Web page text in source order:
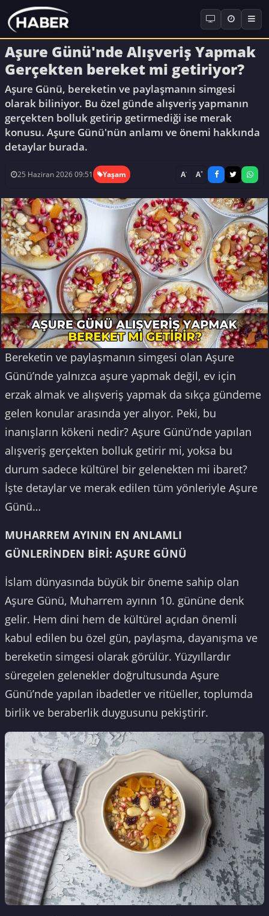
Aşure Günü'nde Alışveriş Yapmak
Gerçekten bereket mi getiriyor?
Aşure Günü, bereketin ve paylaşmanın simgesi
olarak biliniyor. Bu özel günde alışveriş yapmanın
gerçekten bolluk getirip getirmediği ise merak
konusu. Aşure Günü'nün anlamı ve önemi hakkında
detaylar burada.
25 Haziran 2026 09:51 Yaşam A- A+
Bereketin ve paylaşmanın simgesi olan Aşure
Günü’nde yalnızca aşure yapmak değil, ev için
erzak almak ve alışveriş yapmak da sıkça gündeme
gelen konular arasında yer alıyor. Peki, bu
inanışların kökeni nedir? Aşure Günü’nde yapılan
alışveriş gerçekten bolluk getirir mi, yoksa bu
durum sadece kültürel bir gelenekten mi ibaret?
İşte detaylar ve merak edilen tüm yönleriyle Aşure
Günü…
MUHARREM AYININ EN ANLAMLI
GÜNLERİNDEN BİRİ: AŞURE GÜNÜ
İslam dünyasında büyük bir öneme sahip olan
Aşure Günü, Muharrem ayının 10. gününe denk
gelir. Hem dini hem de kültürel açıdan önemli
kabul edilen bu özel gün, paylaşma, dayanışma ve
bereketin simgesi olarak görülür. Yüzyıllardır
süregelen gelenekler doğrultusunda Aşure
Günü’nde yapılan ibadetler ve ritüeller, toplumda
birlik ve beraberlik duygusunu pekiştirir.